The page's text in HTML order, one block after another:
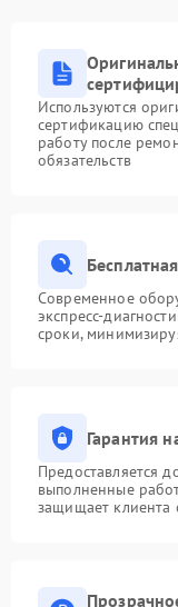
Используются
сертификацию
работу после
обязательств
Современное
экспресс-
сроки,
Гарантия
Предоставляется
выполненные
защищает клиента